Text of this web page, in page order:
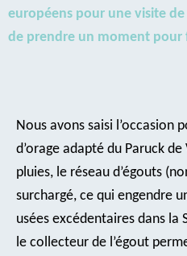
européens pour une visite
de prendre un moment pour
Nous avons saisi l’occasion
d’orage adapté du Paruck
pluies, le réseau d’égouts
surchargé, ce qui engendre
usées excédentaires dans la
le collecteur de l’égout